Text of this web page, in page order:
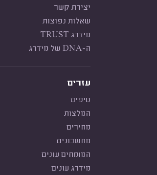
יצירת קשר
שאלות נפוצות
מידרג TRUST
ה-DNA של מידרג
עזרים
טיפים
המלצות
מחירים
מחשבונים
המומחים עונים
מידרג עונים